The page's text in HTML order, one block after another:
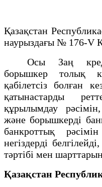
Қазақстан
наурыздағы № 176-V
Осы Заң
борышкер толық
қабілетсіз болған
қатынастарды
құрылымдау
және борышкерді
банкроттық
негіздерді
тәртібі мен
Қазақстан